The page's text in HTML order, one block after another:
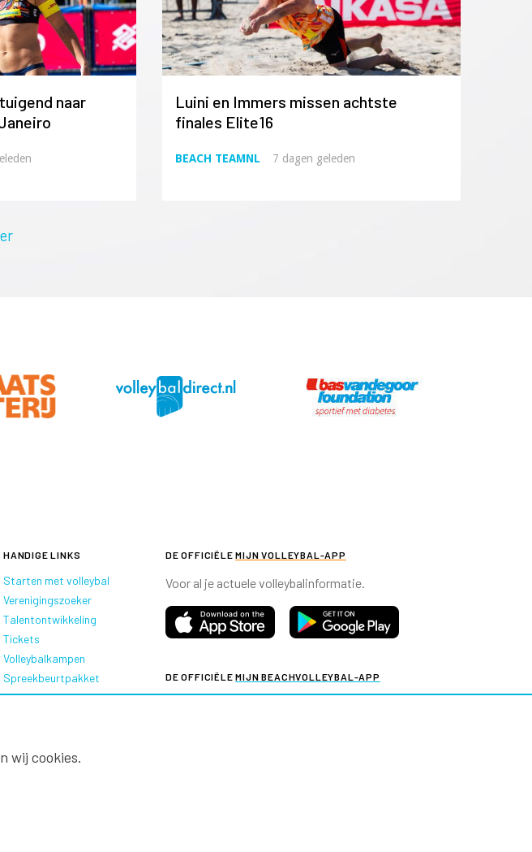
naar
Luini en Immers missen achtste
finales Elite16
BEACH TEAMNL 7 dagen geleden
HANDIGE LINKS
Starten met volleybal
Verenigingszoeker
Talentontwikkeling
Tickets
Volleybalkampen
Spreekbeurtpakket
Oranje Ambassadeurs
DE OFFICIËLEMIJN VOLLEYBAL-APP
Voor al je actuele volleybalinformatie.
DE OFFICIËLEMIJN BEACHVOLLEYBAL-APP
wij cookies.